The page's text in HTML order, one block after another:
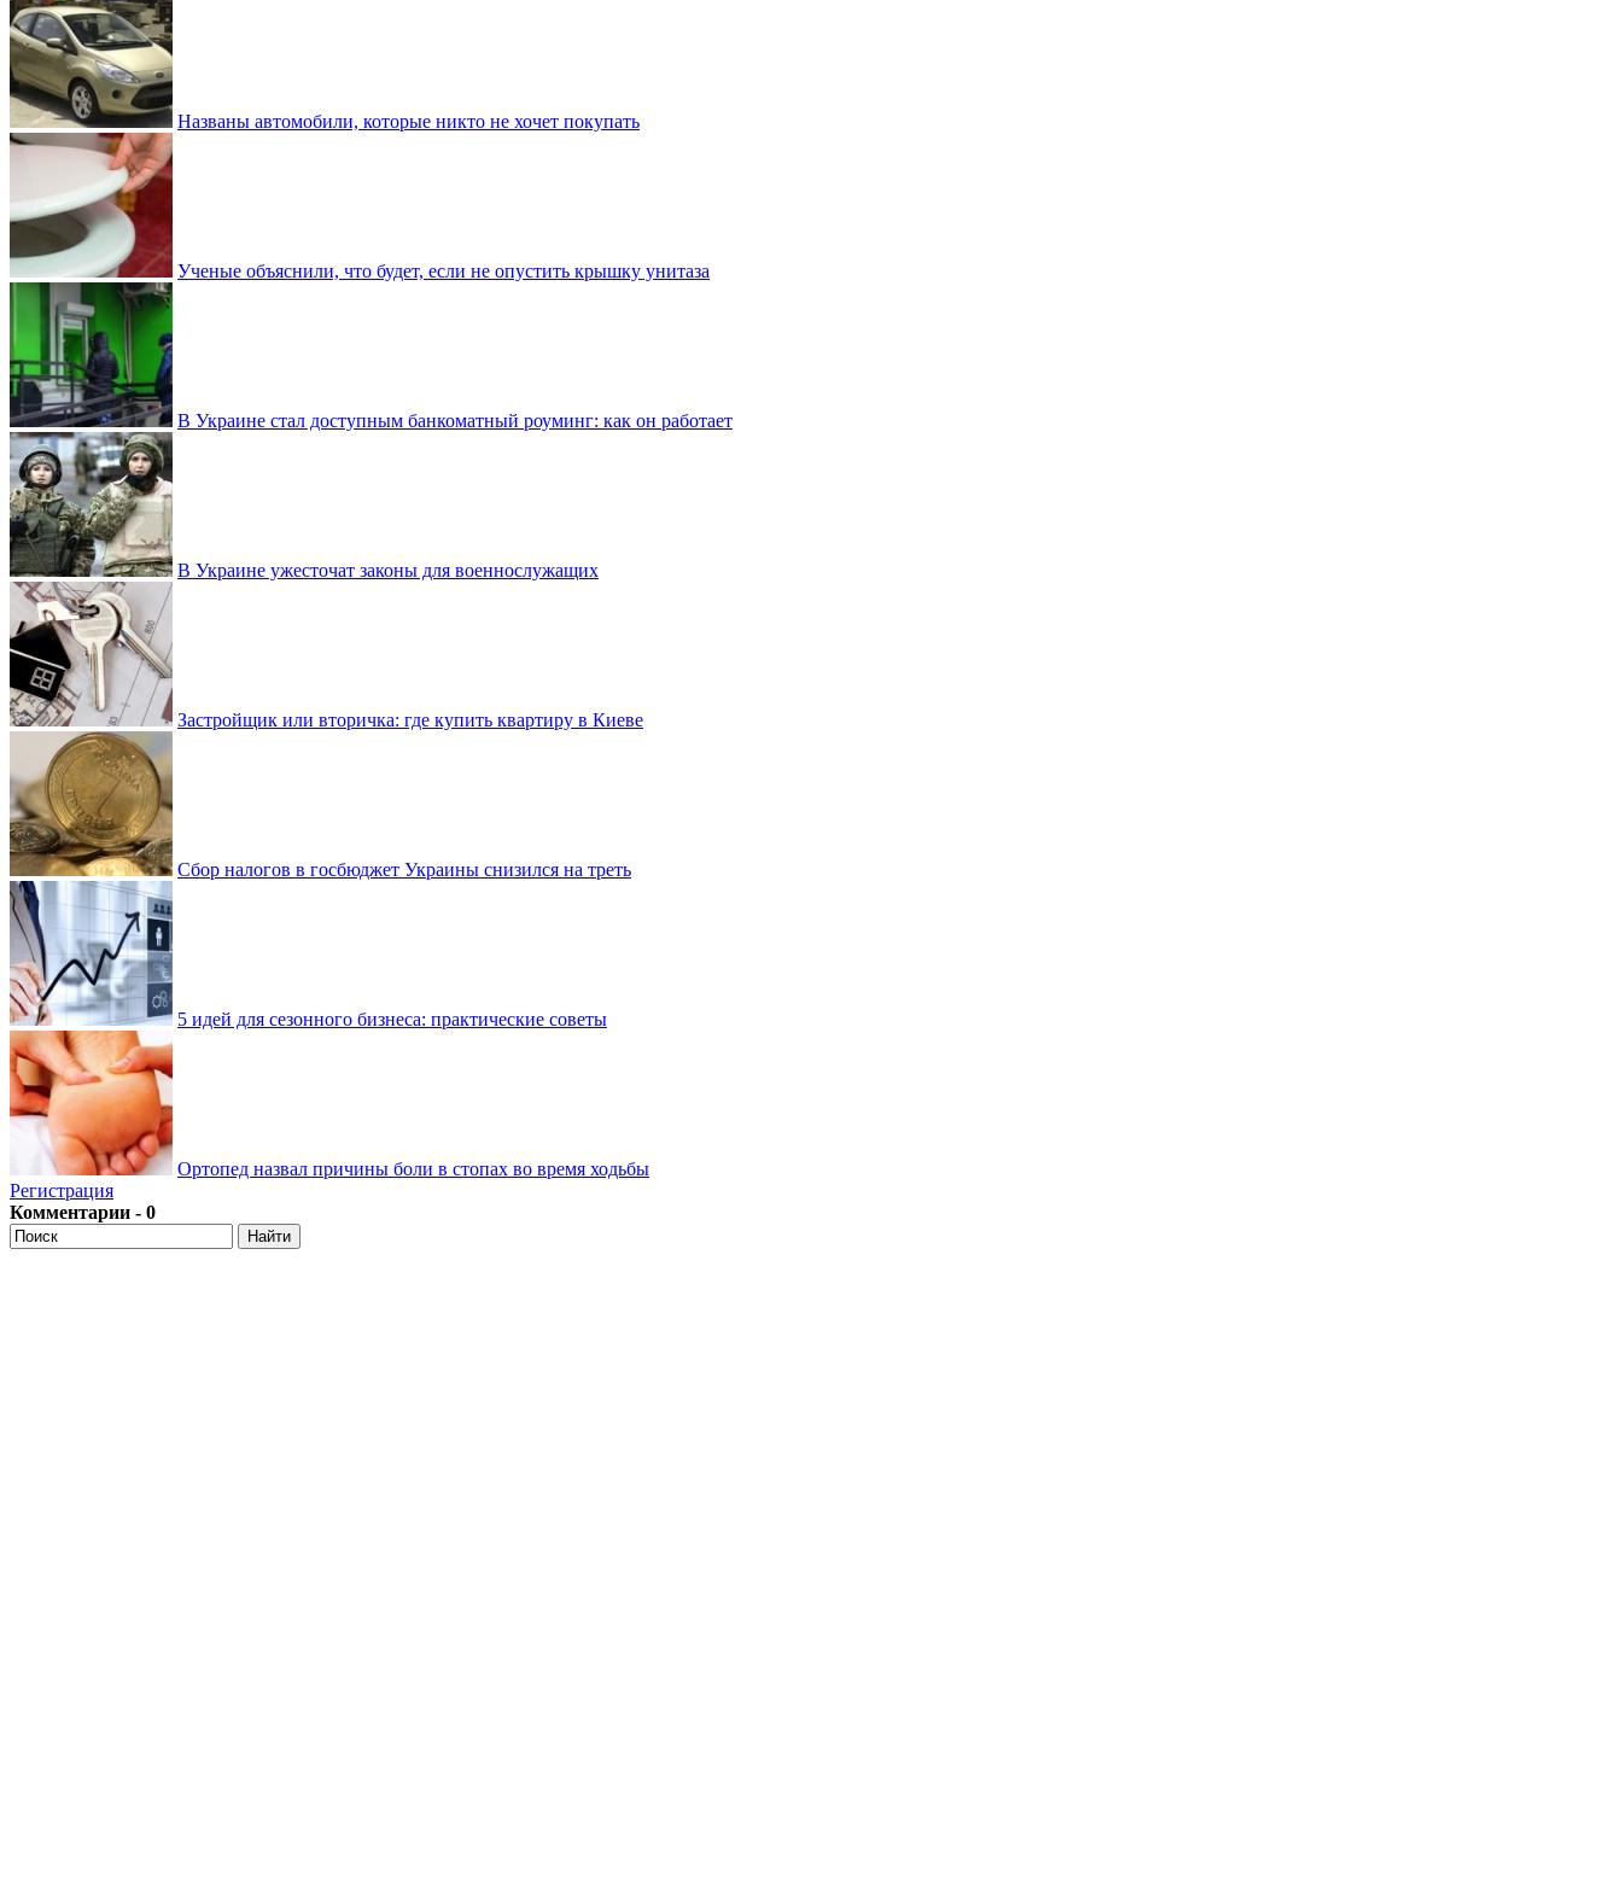
Названы автомобили, которые никто не хочет покупать
Ученые объяснили, что будет, если не опустить крышку унитаза
В Украине стал доступным банкоматный роуминг: как он работает
В Украине ужесточат законы для военнослужащих
Застройщик или вторичка: где купить квартиру в Киеве
Сбор налогов в госбюджет Украины снизился на треть
5 идей для сезонного бизнеса: практические советы
Ортопед назвал причины боли в стопах во время ходьбы
Регистрация
Комментарии - 0